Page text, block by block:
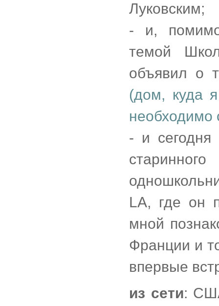
Луковским;
- и, помимо
темой
объявил о
(дом, куда
необходимо
- и сегодня
LA, где он
мной
Франции и
впервые
из сети: